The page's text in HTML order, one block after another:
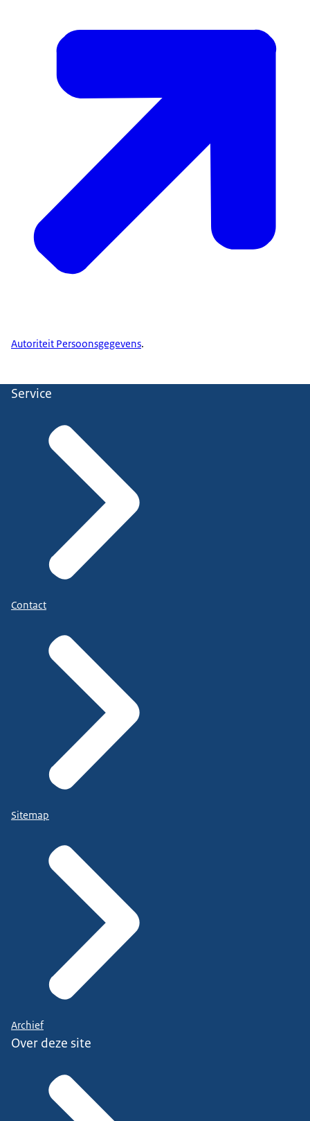
Autoriteit Persoonsgegevens.
Service
Contact
Sitemap
Archief
Over deze site